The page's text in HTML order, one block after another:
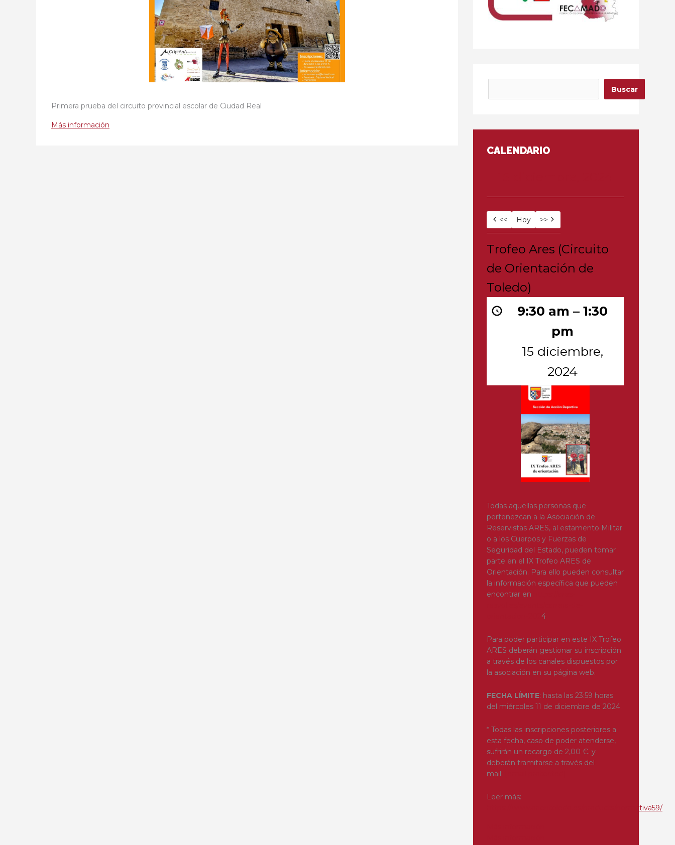
Primera prueba del circuito provincial escolar de Ciudad Real
Más información
Buscar
CALENDARIO
<< Hoy >>
Trofeo
Ares
(Circuito
Orientación
Toledo)
Trofeo Ares (Circuito
de Orientación de
Toledo)
9:30 am – 1:30
pm
15 diciembre,
2024
Todas aquellas personas que
pertenezcan a la Asociación de
Reservistas ARES, al estamento Militar
o a los Cuerpos y Fuerzas de
Seguridad del Estado, pueden tomar
parte en el IX Trofeo ARES de
Orientación. Para ello pueden consultar
la información específica que pueden
encontrar en
4
Para poder participar en este IX Trofeo
ARES deberán gestionar su inscripción
a través de los canales dispuestos por
la asociación en su página web.
FECHA LÍMITE: hasta las 23:59 horas
del miércoles 11 de diciembre de 2024.
* Todas las inscripciones posteriores a
esta fecha, caso de poder atenderse,
sufrirán un recargo de 2,00 €. y
deberán tramitarse a través del
mail:
Leer más:
https://www.orientoledo.es/products/normativa59/